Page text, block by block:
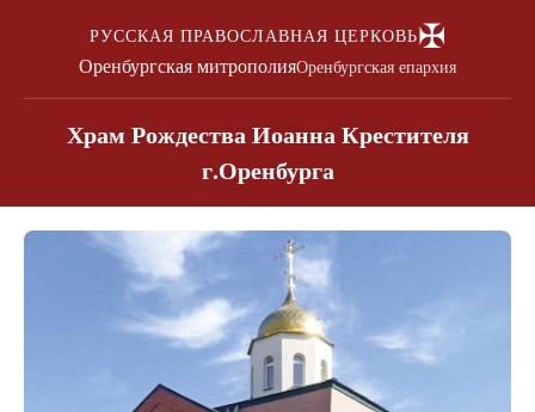
РУССКАЯ ПРАВОСЛАВНАЯ ЦЕРКОВЬ✠
Оренбургская митрополияОренбургская епархия
Храм Рождества Иоанна Крестителя
г.Оренбурга